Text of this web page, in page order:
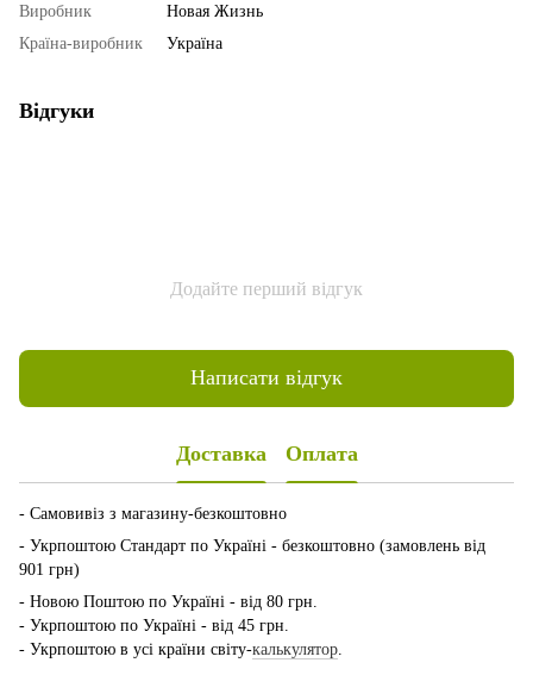
Виробник
Новая Жизнь
Країна-виробник
Україна
Відгуки
Додайте перший відгук
Написати відгук
Доставка Оплата
- Самовивіз з магазину-безкоштовно
- Укрпоштою Стандарт по Україні - безкоштовно (замовлень від
901 грн)
- Новою Поштою по Україні - від 80 грн.
- Укрпоштою по Україні - від 45 грн.
- Укрпоштою в усі країни світу-калькулятор